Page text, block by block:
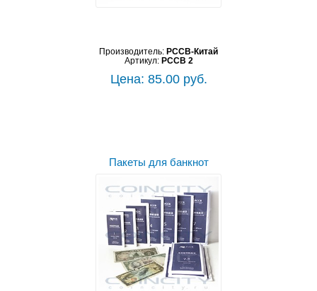
Производитель: PCCB-Китай
Артикул: PCCB 2
Цена: 85.00 руб.
Пакеты для банкнот